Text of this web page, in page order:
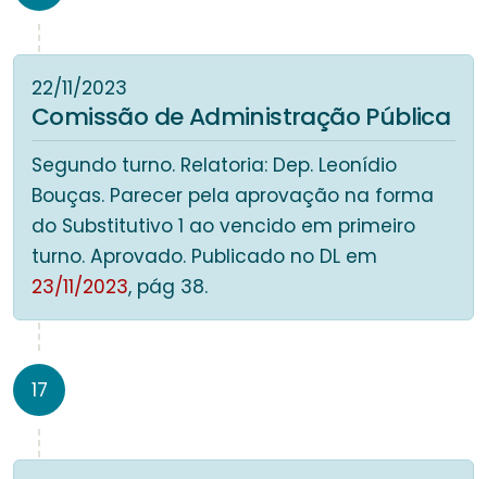
22/11/2023
Comissão de Administração Pública
Segundo turno. Relatoria: Dep. Leonídio
Bouças. Parecer pela aprovação na forma
do Substitutivo 1 ao vencido em primeiro
turno. Aprovado. Publicado no DL em
23/11/2023, pág 38.
17